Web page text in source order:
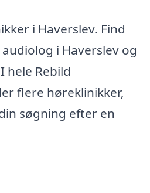
i Haverslev. Find
i Haverslev og
hele Rebild
flere høreklinikker,
søgning efter en